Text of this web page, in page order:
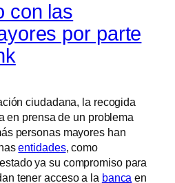
con las
por parte
ciudadana, la recogida
en prensa de un problema
personas mayores han
entidades, como
ya su compromiso para
tener acceso a la banca en